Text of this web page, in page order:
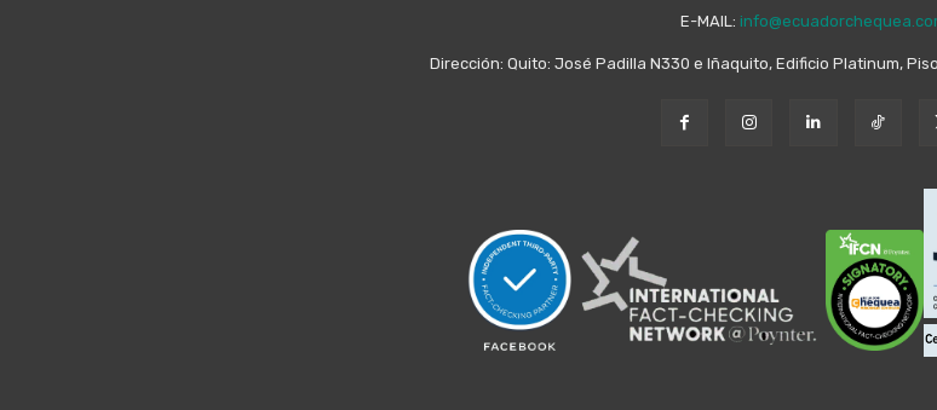
E-MAIL:
Dirección: Quito: José Padilla N330 e Iñaquito, Edificio Platinum,